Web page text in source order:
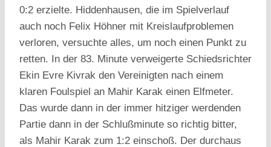
0:2 erzielte. Hiddenhausen, die im Spielverlauf
auch noch Felix Höhner mit Kreislaufproblemen
verloren, versuchte alles, um noch einen Punkt zu
retten. In der 83. Minute verweigerte Schiedsrichter
Ekin Evre Kivrak den Vereinigten nach einem
klaren Foulspiel an Mahir Karak einen Elfmeter.
Das wurde dann in der immer hitziger werdenden
Partie dann in der Schlußminute so richtig bitter,
als Mahir Karak zum 1:2 einschoß. Der durchaus